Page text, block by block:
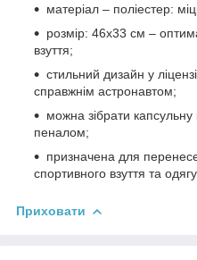
матеріал – поліестер:
розмір: 46x33 см –
взуття;
стильний дизайн у
справжнім астронавтом;
можна зібрати
пеналом;
призначена для
спортивного взуття та одягу.
Приховати